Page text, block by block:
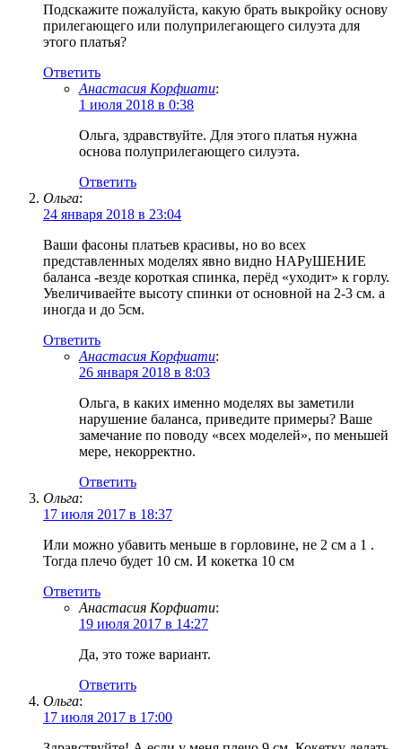
Подскажите пожалуйста, какую брать выкройку основу
прилегающего или полуприлегающего силуэта для
этого платья?
Ответить
Анастасия Корфиати:
1 июля 2018 в 0:38
Ольга, здравствуйте. Для этого платья нужна
основа полуприлегающего силуэта.
Ответить
Ольга:
24 января 2018 в 23:04
Ваши фасоны платьев красивы, но во всех
представленных моделях явно видно НАРуШЕНИЕ
баланса -везде короткая спинка, перёд «уходит» к горлу.
Увеличиваейте высоту спинки от основной на 2-3 см. а
иногда и до 5см.
Ответить
Анастасия Корфиати:
26 января 2018 в 8:03
Ольга, в каких именно моделях вы заметили
нарушение баланса, приведите примеры? Ваше
замечание по поводу «всех моделей», по меньшей
мере, некорректно.
Ответить
Ольга:
17 июля 2017 в 18:37
Или можно убавить меньше в горловине, не 2 см а 1 .
Тогда плечо будет 10 см. И кокетка 10 см
Ответить
Анастасия Корфиати:
19 июля 2017 в 14:27
Да, это тоже вариант.
Ответить
Ольга:
17 июля 2017 в 17:00